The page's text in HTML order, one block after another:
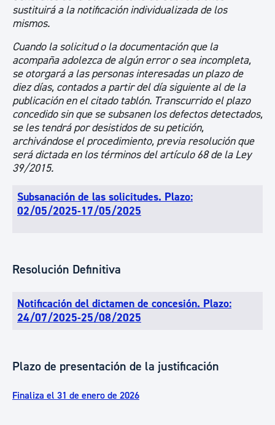
sustituirá a la notificación individualizada de los
mismos.
Cuando la solicitud o la documentación que la
acompaña adolezca de algún error o sea incompleta,
se otorgará a las personas interesadas un plazo de
diez días, contados a partir del día siguiente al de la
publicación en el citado tablón. Transcurrido el plazo
concedido sin que se subsanen los defectos detectados,
se les tendrá por desistidos de su petición,
archivándose el procedimiento, previa resolución que
será dictada en los términos del artículo 68 de la Ley
39/2015.
Subsanación de las solicitudes. Plazo:
02/05/2025-17/05/2025
Resolución Definitiva
Notificación del dictamen de concesión. Plazo:
24/07/2025-25/08/2025
Plazo de presentación de la justificación
Finaliza el 31 de enero de 2026